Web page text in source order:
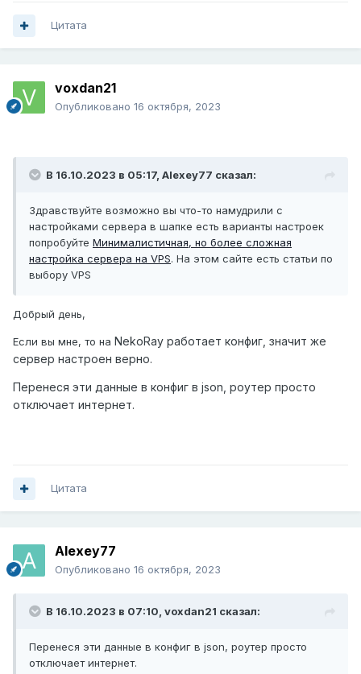
Цитата
voxdan21
Опубликовано 16 октября, 2023
В 16.10.2023 в 05:17, Alexey77 сказал:
Здравствуйте возможно вы что-то намудрили с
настройками сервера в шапке есть варианты настроек
попробуйте Минималистичная, но более сложная
настройка сервера на VPS. На этом сайте есть статьи по
выбору VPS
Добрый день,
Если вы мне, то на NekoRay работает конфиг, значит же
сервер настроен верно.
Перенеся эти данные в конфиг в json, роутер просто
отключает интернет.
Цитата
Alexey77
Опубликовано 16 октября, 2023
В 16.10.2023 в 07:10, voxdan21 сказал:
Перенеся эти данные в конфиг в json, роутер просто
отключает интернет.